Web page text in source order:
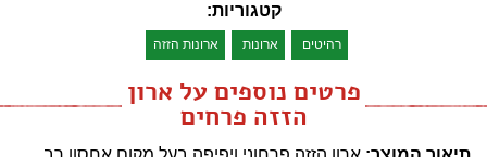
קטגוריות:
רהיטים ארונות ארונות הזזה
פרטים נוספים על ארון
הזזה פרחים